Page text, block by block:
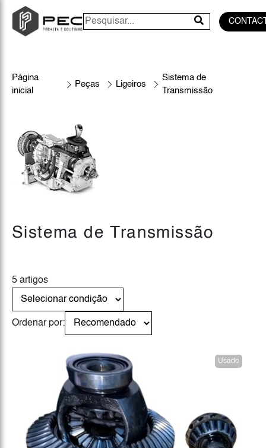
Página
inicial
Peças Ligeiros
Sistema de
Transmissão
Sistema de Transmissão
5 artigos
Ordenar por:
Usado